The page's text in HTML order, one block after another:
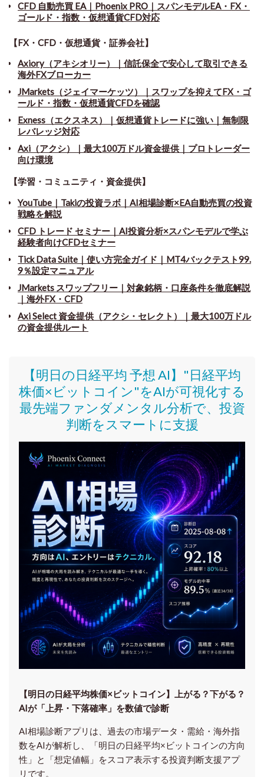
CFD 自動売買 EA｜Phoenix PRO｜スパンモデルEA・FX・
ゴールド・指数・仮想通貨CFD対応
【FX・CFD・仮想通貨・証券会社】
Axiory（アキシオリー）｜信託保全で安心して取引できる
海外FXブローカー
JMarkets（ジェイマーケッツ）｜スワップを抑えてFX・ゴ
ールド・指数・仮想通貨CFDを確認
Exness（エクスネス）｜仮想通貨トレードに強い｜無制限
レバレッジ対応
Axi（アクシ）｜最大100万ドル資金提供｜プロトレーダー
向け環境
【学習・コミュニティ・資金提供】
YouTube｜Takiの投資ラボ｜AI相場診断×EA自動売買の投資
戦略を解説
CFD トレード セミナー ｜ AI投資分析×スパンモデルで学ぶ
経験者向けCFDセミナー
Tick Data Suite ｜ 使い方完全ガイド｜MT4バックテスト99.
9％設定マニュアル
JMarkets スワップフリー ｜ 対象銘柄・口座条件を徹底解説
｜海外FX・CFD
Axi Select 資金提供（アクシ・セレクト）｜最大100万ドル
の資金提供ルート
【明日の日経平均 予想 AI】"日経平均
株価×ビットコイン"をAIが可視化する
最先端ファンダメンタル分析で、投資
判断をスマートに支援
【明日の⽇経平均株価×ビットコイン】上がる？下がる？
AIが「上昇・下落確率」を数値で診断
AI相場診断アプリは、過去の市場データ・需給・海外指
数をAIが解析し、「明日の日経平均×ビットコインの方向
性」と「想定値幅」をスコア表示する投資判断支援アプ
リです。